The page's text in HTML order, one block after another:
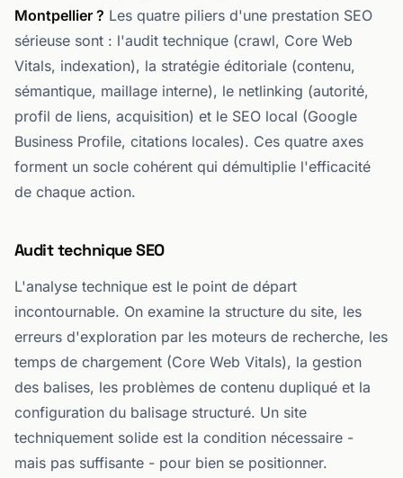
Montpellier ? Les quatre piliers d'une prestation SEO
sérieuse sont : l'audit technique (crawl, Core Web
Vitals, indexation), la stratégie éditoriale (contenu,
sémantique, maillage interne), le netlinking (autorité,
profil de liens, acquisition) et le SEO local (Google
Business Profile, citations locales). Ces quatre axes
forment un socle cohérent qui démultiplie l'efficacité
de chaque action.
Audit technique SEO
L'analyse technique est le point de départ
incontournable. On examine la structure du site, les
erreurs d'exploration par les moteurs de recherche, les
temps de chargement (Core Web Vitals), la gestion
des balises, les problèmes de contenu dupliqué et la
configuration du balisage structuré. Un site
techniquement solide est la condition nécessaire -
mais pas suffisante - pour bien se positionner.